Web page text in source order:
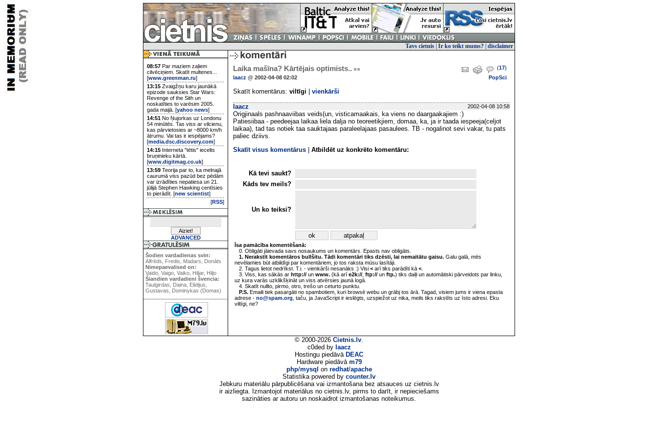
Tavs cietnis Ir ko teikt mums? disclaimer
08:57 Par maziem zaļiem
cilvēciņiem. Skatīt multenes...
[www.greenman.ru]
13:15 Zvaigžņu karu jaunākā
epizode sauksies Star Wars:
Revenge of the Sith un
noskatīties to varēsim 2005.
gada maijā. [yahoo news]
14:51 No Ņujorkas uz Londonu
54 minūtēs. Tas viss ar vilcienu,
kas pārvietosies ar ~8000 km/h
ātrumu. Vai tas ir iespējams?
[media.dsc.discovery.com]
14:15 Interneta "tētis" iecelts
bruņinieku kārtā.
[www.digitmag.co.uk]
13:59 Teorija par to, ka melnajā
caurumā viss pazūd bez pēdām
var izrādīties nepatiesa un 21.
jūlijā Stephen Hawking centīsies
to pierādīt. [new scientist]
[RSS]
ADVANCED
Šodien vardadienas svin:
Alfrēds, Fredis, Madars, Donāts
Nimepaevalised on:
Vaido, Vaigo, Vaiko, Hiljar, Hiljo
Šiandien vardadieni švencia:
Taulgirdas, Daina, Elidijus,
Gustavas, Dominykas (Domas)
Laika mašīna? Kārtējais optimists.. »» (17)
laacz @ 2002-04-08 02:02 PopSci
Skatīt komentārus: viltīgi vienkārši
laacz 2002-04-08 10:58
Origjinaals pashnaaviibas veids(un, visticamaakais, ka viens no daargaakajiem :)
Patiesiibaa - peedeejaa laikaa liela dalja no teoreetikjiem, domaa, ka, ja ir taada iespeeja(celjot
laikaa), tad tas notiek taa sauktajaas paraleelajaas pasaulees. TB - nogalinot sevi vakar, tu pats
paliec dziivs.
Skatīt visus komentārus
Atbildēt uz konkrēto komentāru:
Kā tevi saukt?
Kāds tev meils?
Un ko teiksi?
Īsa pamācība komentēšanā:
0. Obligāti jāievada savs nosaukums un komentārs. Epasts nav obligāts.
1. Nerakstīt komentāros bullšitu. Tādi komentāri tiks dzēsti, lai nemaitātu gaisu. Galu galā, mēs
nevēlamies būt atbildīgi par komentāriem, jo tos raksta mūsu lasītāji.
2. Tagus lietot nedrīkst. T.i. - vienkārši nesanāks :) Visi < arī tiks parādīti kā <
3. Viss, kas sākās ar http:// un www. (kā arī e2k:// ftp:// un ftp.) tiks daiļi un automātiski pārveidots par linku,
uz kura varās uzklikšķināt un viss atvērsies jaunā logā.
4. Skatīt nullto, pirmo, otro, trešo un ceturto punktu.
P.S. Emaili tiek pasargāti no spambotiem, kuri browsē webu un grābj tos ārā. Tagad, visiem jums ir viena epasta
adrese - no@spam.org , taču, ja JavaScript ir ieslēgts, uzspiežot uz nika, meils tiks rakstīts uz īsto adresi. Eku
viltīgi, ne?
© 2000-2026 Cietnis.lv.
c0ded by laacz
Hostingu piedāvā DEAC
Hardware piedāvā m79
php/mysql on redhat/apache
Statistika powered by counter.lv
Jebkuru materiālu pārpublicēšana vai izmantošana bez atsauces uz cietnis.lv
ir aizliegta. Izmantojot materiālus no cietnis.lv, pirms to darīt, ir nepieciešams
sazināties ar autoru un noskaidrot izmantošanas noteikumus.